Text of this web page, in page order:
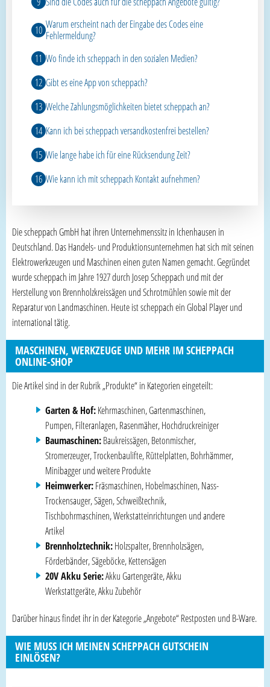
Warum erscheint nach der Eingabe des Codes eine
Fehlermeldung?
Wo finde ich scheppach in den sozialen Medien?
Gibt es eine App von scheppach?
Welche Zahlungsmöglichkeiten bietet scheppach an?
Kann ich bei scheppach versandkostenfrei bestellen?
Wie lange habe ich für eine Rücksendung Zeit?
Wie kann ich mit scheppach Kontakt aufnehmen?
Die scheppach GmbH hat ihren Unternehmenssitz in Ichenhausen in
Deutschland. Das Handels- und Produktionsunternehmen hat sich mit seinen
Elektrowerkzeugen und Maschinen einen guten Namen gemacht. Gegründet
wurde scheppach im Jahre 1927 durch Josep Scheppach und mit der
Herstellung von Brennholzkreissägen und Schrotmühlen sowie mit der
Reparatur von Landmaschinen. Heute ist scheppach ein Global Player und
international tätig.
MASCHINEN, WERKZEUGE UND MEHR IM SCHEPPACH
ONLINE-SHOP
Die Artikel sind in der Rubrik „Produkte“ in Kategorien eingeteilt:
Garten & Hof:Kehrmaschinen, Gartenmaschinen,
Pumpen, Filteranlagen, Rasenmäher, Hochdruckreiniger
Baumaschinen:Baukreissägen, Betonmischer,
Stromerzeuger, Trockenbaulifte, Rüttelplatten, Bohrhämmer,
Minibagger und weitere Produkte
Heimwerker:Fräsmaschinen, Hobelmaschinen, Nass-
Trockensauger, Sägen, Schweißtechnik,
Tischbohrmaschinen, Werkstatteinrichtungen und andere
Artikel
Brennholztechnik:Holzspalter, Brennholzsägen,
Förderbänder, Sägeböcke, Kettensägen
20V Akku Serie:Akku Gartengeräte, Akku
Werkstattgeräte, Akku Zubehör
Darüber hinaus findet ihr in der Kategorie „Angebote“ Restposten und B-Ware.
WIE MUSS ICH MEINEN SCHEPPACH GUTSCHEIN
EINLÖSEN?